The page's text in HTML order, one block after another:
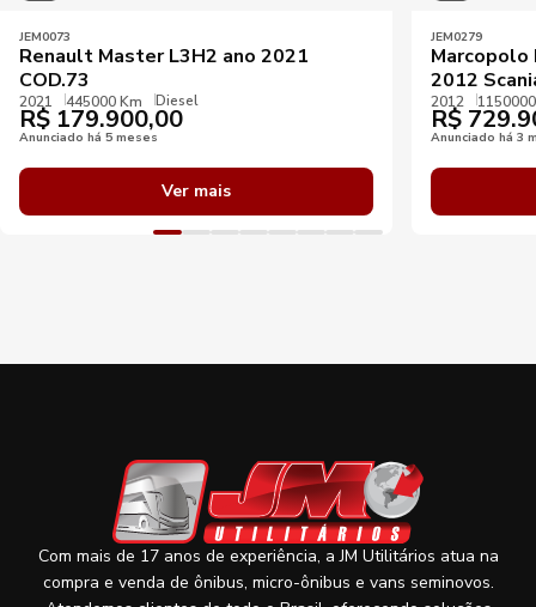
JEM0073
Renault Master L3H2 ano 2021
COD.73
2021 445000 Km Diesel
R$ 179.900,00
Anunciado há 5 meses
Ver mais
JEM0279
Marcopolo
2012
2012
R$
Anunciado há 3
Com mais de 17 anos de experiência, a JM Utilitários atua na
compra e venda de ônibus, micro-ônibus e vans seminovos.